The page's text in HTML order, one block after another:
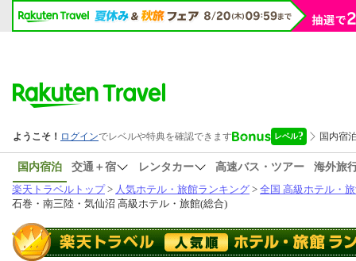
国内宿泊 交通＋宿 レンタカー 高速バス・ツアー
海外旅
楽天トラベルトップ> 人気ホテル・旅館ランキング > 全国 高級ホテル・
石巻・南三陸・気仙沼 高級ホテル・旅館(総合)